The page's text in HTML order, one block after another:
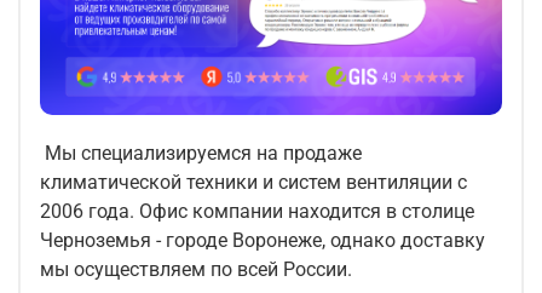
Мы специализируемся на продаже
климатической техники и систем вентиляции с
2006 года. Офис компании находится в столице
Черноземья - городе Воронеже, однако доставку
мы осуществляем по всей России.